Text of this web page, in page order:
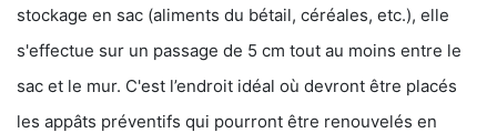
stockage en sac (aliments du bétail, céréales, etc.), elle
s'effectue sur un passage de 5 cm tout au moins entre le
sac et le mur. C'est l’endroit idéal où devront être placés
les appâts préventifs qui pourront être renouvelés en